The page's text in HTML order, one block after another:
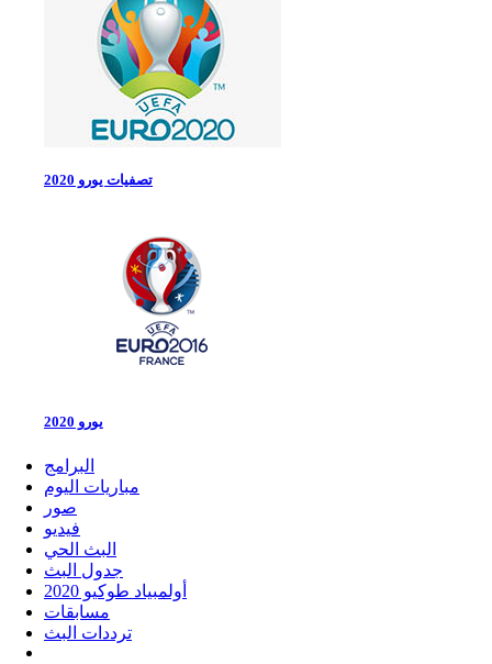
تصفيات يورو 2020
يورو 2020
البرامج
مباريات اليوم
صور
فيديو
البث الحي
جدول البث
أولمبياد طوكيو 2020
مسابقات
ترددات البث